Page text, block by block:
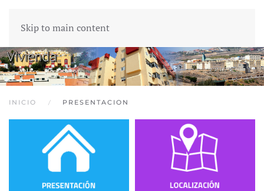
Skip to main content
INICIO PRESENTACION